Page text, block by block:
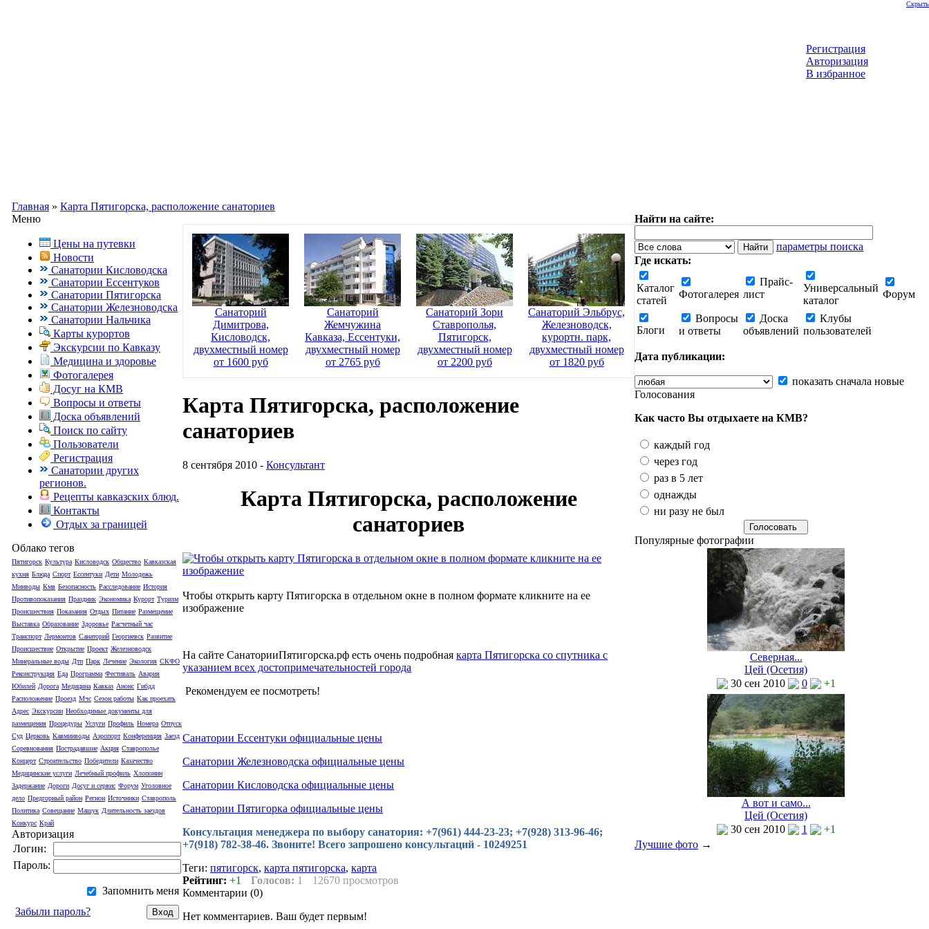
Регистрация
Авторизация
В избранное
Главная » Карта Пятигорска, расположение санаториев
Меню
Цены на путевки
Новости
Санатории Кисловодска
Санатории Ессентуков
Санатории Пятигорска
Санатории Железноводска
Санатории Нальчика
Карты курортов
Экскурсии по Кавказу
Медицина и здоровье
Фотогалерея
Досуг на КМВ
Вопросы и ответы
Доска объявлений
Поиск по сайту
Пользователи
Регистрация
Санатории других
регионов.
Рецепты кавказских блюд.
Контакты
Отдых за границей
Облако тегов
Пятигорск Культура Кисловодск Общество Кавказская
кухня Блюда Спорт Ессентуки Дети Молодежь
Минводы Кмв Безопасность Расследование История
Противопоказания Праздник Экономика Курорт Туризм
Происшествия Показания Отдых Питание Размещение
Выставка Образование Здоровье Расчетный час
Транспорт Лермонтов Санаторий Георгиевск Развитие
Происшествие Открытие Проект Железноводск
Минеральные воды Дтп Парк Лечение Экология СКФО
Реконструкция Еда Программа Фестиваль Авария
Юбилей Дорога Медицина Кавказ Анонс Гибдд
Расположение Проезд Мчс Сезон работы Как проехать
Адрес Экскурсии Необходимые документы для
размещения Процедуры Услуги Профиль Номера Отпуск
Суд Церковь Кавминводы Аэропорт Конференция Заезд
Соревнования Пострадавшие Акция Ставрополье
Концерт Строительство Победители Казачество
Медицинские услуги Лечебный профиль Хлопонин
Задержание Дороги Досуг и сервис Форум Уголовное
дело Предгорный район Регион Источники Ставрополь
Политика Совещание Машук Длительность заездов
Конкурс Край
Авторизация
Логин:
Пароль:
Запомнить меня
Забыли пароль?
Санаторий
Димитрова,
Кисловодск,
двухместный номер
от 1600 руб
Санаторий
Жемчужина
Кавказа, Ессентуки,
двухместный номер
от 2765 руб
Санаторий Зори
Ставрополья,
Пятигорск,
двухместный номер
от 2200 руб
Санаторий Эльбрус,
Железноводск,
курортн. парк,
двухместный номер
от 1820 руб
Карта Пятигорска, расположение
санаториев
8 сентября 2010 - Консультант
Карта Пятигорска, расположение
санаториев
Чтобы открыть карту Пятигорска в отдельном окне в полном формате кликните на ее
изображение
На сайте СанаторииПятигорска.рф есть очень подробная карта Пятигорска со спутника с
указанием всех достопримечательностей города
Рекомендуем ее посмотреть!
Санатории Ессентуки официальные цены
Санатории Железноводска официальные цены
Санатории Кисловодска официальные цены
Санатории Пятигорка официальные цены
Консультация менеджера по выбору санатория: +7(961) 444-23-23; +7(928) 313-96-46;
+7(918) 782-38-46. Звоните! Всего запрошено консультаций - 10249251
Теги: пятигорск, карта пятигорска, карта
Рейтинг: +1 Голосов: 1
12670 просмотров
Комментарии (0)
Нет комментариев. Ваш будет первым!
Найти на сайте:
параметры поиска
Где искать:
Каталог
статей
Фотогалерея
Прайс-
лист
Универсальный
каталог
Форум
Блоги
Вопросы
и ответы
Доска
объявлений
Клубы
пользователей
Дата публикации:
показать сначала новые
Скрыть
Голосования
Как часто Вы отдыхаете на КМВ?
каждый год
через год
раз в 5 лет
однажды
ни разу не был
Популярные фотографии
Северная...
Цей (Осетия)
30 сен 2010
0 +1
А вот и само...
Цей (Осетия)
30 сен 2010
1
+1
Лучшие фото →